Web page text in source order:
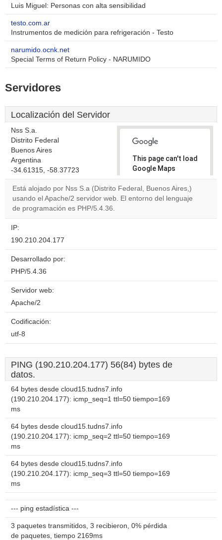
Luis Miguel: Personas con alta sensibilidad
testo.com.ar
Instrumentos de medición para refrigeración - Testo
narumido.ocnk.net
Special Terms of Return Policy - NARUMIDO
Servidores
Localización del Servidor
Nss S.a.
Distrito Federal
Buenos Aires
Argentina
-34.61315, -58.37723
This page can't load
Google Maps
correctly.
Do you
Está alojado por Nss S.a (Distrito Federal, Buenos Aires,)
usando el Apache/2 servidor web. El entorno del lenguaje
de programación es PHP/5.4.36.
IP:
190.210.204.177
Desarrollado por:
PHP/5.4.36
Servidor web:
Apache/2
Codificación:
utf-8
PING (190.210.204.177) 56(84) bytes de
datos.
64 bytes desde cloud15.tudns7.info
(190.210.204.177): icmp_seq=1 ttl=50 tiempo=169
ms
64 bytes desde cloud15.tudns7.info
(190.210.204.177): icmp_seq=2 ttl=50 tiempo=169
ms
64 bytes desde cloud15.tudns7.info
(190.210.204.177): icmp_seq=3 ttl=50 tiempo=169
ms
--- ping estadística ---
3 paquetes transmitidos, 3 recibieron, 0% pérdida
de paquetes, tiempo 2169ms